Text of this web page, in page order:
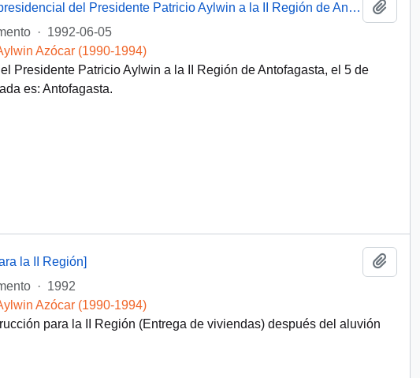
[Programa oficial de la visita presidencial del Presidente Patricio Aylwin a la II Región de Antofagasta]
· 1992-06-05
Azócar (1990-1994)
Presidente Patricio Aylwin a la II Región de Antofagasta, el 5 de
es: Antofagasta.
la II Región]
· 1992
Azócar (1990-1994)
para la II Región (Entrega de viviendas) después del aluvión